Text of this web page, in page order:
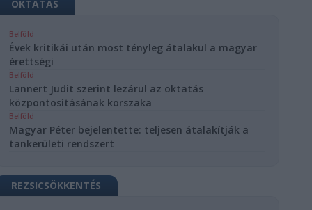
OKTATÁS
Belföld
Évek kritikái után most tényleg átalakul a magyar
érettségi
Belföld
Lannert Judit szerint lezárul az oktatás
központosításának korszaka
Belföld
Magyar Péter bejelentette: teljesen átalakítják a
tankerületi rendszert
REZSICSÖKKENTÉS